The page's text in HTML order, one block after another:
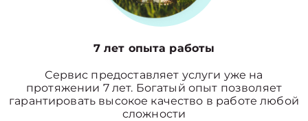
7 лет опыта работы
Сервис предоставляет услуги уже на
протяжении 7 лет. Богатый опыт позволяет
гарантировать высокое качество в работе любой
сложности